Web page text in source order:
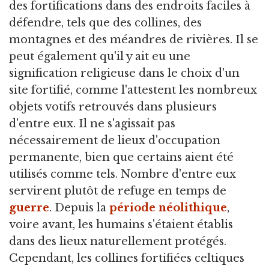
des fortifications dans des endroits faciles à
défendre, tels que des collines, des
montagnes et des méandres de rivières. Il se
peut également qu'il y ait eu une
signification religieuse dans le choix d'un
site fortifié, comme l'attestent les nombreux
objets votifs retrouvés dans plusieurs
d'entre eux. Il ne s'agissait pas
nécessairement de lieux d'occupation
permanente, bien que certains aient été
utilisés comme tels. Nombre d'entre eux
servirent plutôt de refuge en temps de
guerre. Depuis la période néolithique,
voire avant, les humains s'étaient établis
dans des lieux naturellement protégés.
Cependant, les collines fortifiées celtiques